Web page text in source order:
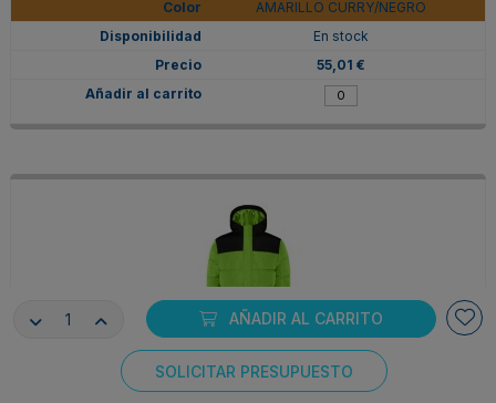
AÑADIR AL CARRITO
SOLICITAR PRESUPUESTO
AMARILLO CURRY/NEGRO
En stock
55,01 €
PK50750522502
Consentimiento de cookies